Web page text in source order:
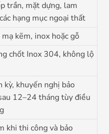
trần, mặt dựng, lam
hạng mục ngoại thất
kẽm, inox hoặc gỗ
chốt Inox 304, không lộ
kỳ, khuyến nghị bảo
12–24 tháng tùy điều
khi thi công và bảo